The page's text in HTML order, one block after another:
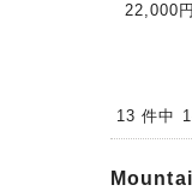
22,000
13 件中